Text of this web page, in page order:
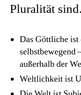
Pluralität sind.
Das Göttliche
selbstbewegend
außerhalb der
Weltlichkeit ist